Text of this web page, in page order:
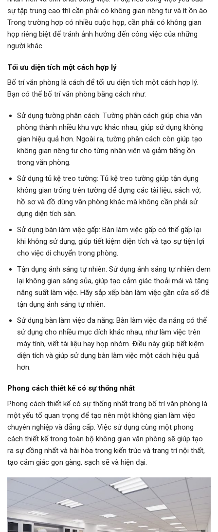
sự tập trung cao thì cần phải có không gian riêng tư và ít ồn ào.
Trong trường hợp có nhiều cuộc họp, cần phải có không gian
họp riêng biệt để tránh ảnh hưởng đến công việc của những
người khác.
Tối ưu diện tích một cách hợp lý
Bố trí văn phòng là cách để tối ưu diện tích một cách hợp lý.
Bạn có thể bố trí văn phòng bằng cách như:
Sử dụng tường phân cách: Tường phân cách giúp chia văn
phòng thành nhiều khu vực khác nhau, giúp sử dụng không
gian hiệu quả hơn. Ngoài ra, tường phân cách còn giúp tạo
không gian riêng tư cho từng nhân viên và giảm tiếng ồn
trong văn phòng.
Sử dụng tủ kệ treo tường: Tủ kệ treo tường giúp tận dụng
không gian trống trên tường để đựng các tài liệu, sách vở,
hồ sơ và đồ dùng văn phòng khác mà không cần phải sử
dụng diện tích sàn.
Sử dụng bàn làm việc gấp: Bàn làm việc gấp có thể gấp lại
khi không sử dụng, giúp tiết kiệm diện tích và tạo sự tiện lợi
cho việc di chuyển trong phòng.
Tận dụng ánh sáng tự nhiên: Sử dụng ánh sáng tự nhiên đem
lại không gian sáng sủa, giúp tạo cảm giác thoải mái và tăng
năng suất làm việc. Hãy sắp xếp bàn làm việc gần cửa sổ để
tận dụng ánh sáng tự nhiên.
Sử dụng bàn làm việc đa năng: Bàn làm việc đa năng có thể
sử dụng cho nhiều mục đích khác nhau, như làm việc trên
máy tính, viết tài liệu hay họp nhóm. Điều này giúp tiết kiệm
diện tích và giúp sử dụng bàn làm việc một cách hiệu quả
hơn.
Phong cách thiết kế có sự thống nhất
Phong cách thiết kế có sự thống nhất trong bố trí văn phòng là
một yếu tố quan trọng để tạo nên một không gian làm việc
chuyên nghiệp và đẳng cấp. Việc sử dụng cùng một phong
cách thiết kế trong toàn bộ không gian văn phòng sẽ giúp tạo
ra sự đồng nhất và hài hòa trong kiến trúc và trang trí nội thất,
tạo cảm giác gọn gàng, sạch sẽ và hiện đại.